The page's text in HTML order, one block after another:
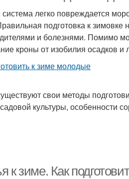
легко повреждается
подготовка к зимовке
и болезнями. Помимо
кроны от изобилия осадков
свои методы
культуры, особенности
к зиме. Как